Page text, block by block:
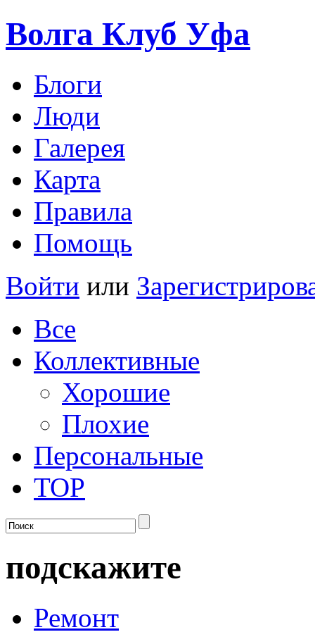
Волга Клуб Уфа
Блоги
Люди
Галерея
Карта
Правила
Помощь
Войти или
Все
Коллективные
Хорошие
Плохие
Персональные
TOP
подскажите
Ремонт